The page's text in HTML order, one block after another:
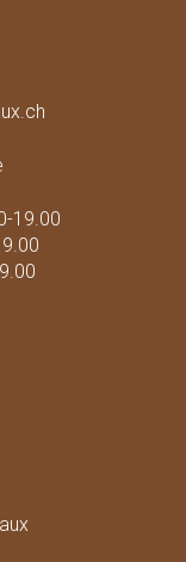
19.00